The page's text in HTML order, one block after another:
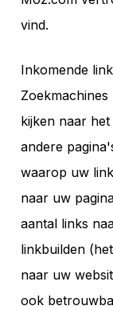
vind.
Inkomende
kijken naar
andere
waarop uw
naar uw
aantal links
linkbuilden
naar uw
ook